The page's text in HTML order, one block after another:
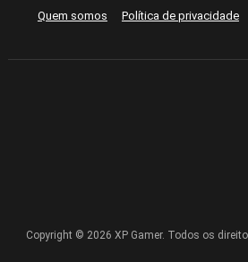
Quem somos Política de privacidade
Copyright © 2026 XP Gamer. Todos os